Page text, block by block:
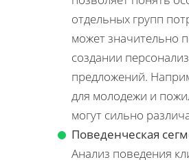
отдельных групп
может значительно
создании
предложений.
для молодежи и
могут сильно
Поведенческая
Анализ поведения